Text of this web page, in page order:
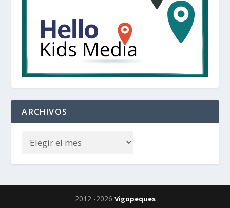
ARCHIVOS
2012 -2026 Vigopeques